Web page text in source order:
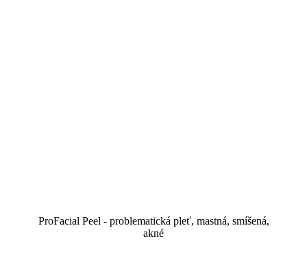
ProFacial Peel - problematická pleť, mastná, smíšená,
akné